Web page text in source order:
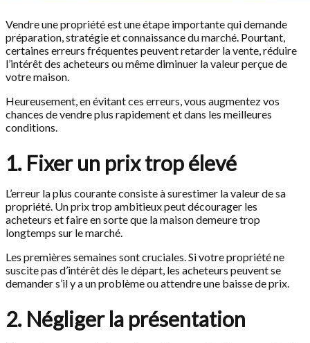
Vendre une propriété est une étape importante qui demande
préparation, stratégie et connaissance du marché. Pourtant,
certaines erreurs fréquentes peuvent retarder la vente, réduire
l’intérêt des acheteurs ou même diminuer la valeur perçue de
votre maison.
Heureusement, en évitant ces erreurs, vous augmentez vos
chances de vendre plus rapidement et dans les meilleures
conditions.
1. Fixer un prix trop élevé
L’erreur la plus courante consiste à surestimer la valeur de sa
propriété. Un prix trop ambitieux peut décourager les
acheteurs et faire en sorte que la maison demeure trop
longtemps sur le marché.
Les premières semaines sont cruciales. Si votre propriété ne
suscite pas d’intérêt dès le départ, les acheteurs peuvent se
demander s’il y a un problème ou attendre une baisse de prix.
2. Négliger la présentation